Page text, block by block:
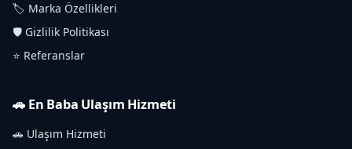
🏷️ Marka Özellikleri
🛡️ Gizlilik Politikası
⭐ Referanslar
🚗 En Baba Ulaşım Hizmeti
🚗 Ulaşım Hizmeti